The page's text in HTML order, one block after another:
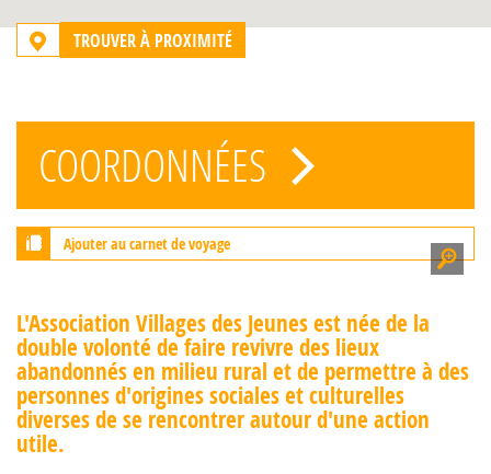
TROUVER À PROXIMITÉ
COORDONNÉES
Ajouter au carnet de voyage
L'Association Villages des Jeunes est née de la
double volonté de faire revivre des lieux
abandonnés en milieu rural et de permettre à des
personnes d'origines sociales et culturelles
diverses de se rencontrer autour d'une action
utile.